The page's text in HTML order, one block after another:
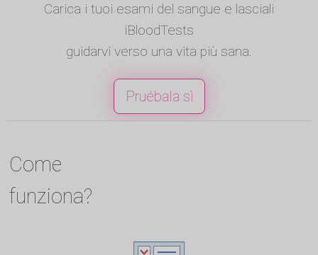
Carica i tuoi esami del sangue e lasciali
iBloodTests
guidarvi verso una vita più sana.
Pruébala sì
Come
funziona?